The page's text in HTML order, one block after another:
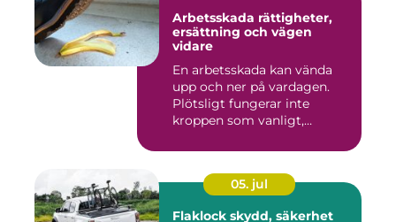
Arbetsskada rättigheter,
ersättning och vägen
vidare
En arbetsskada kan vända
upp och ner på vardagen.
Plötsligt fungerar inte
kroppen som vanligt,
05. jul
Flaklock skydd, säkerhet